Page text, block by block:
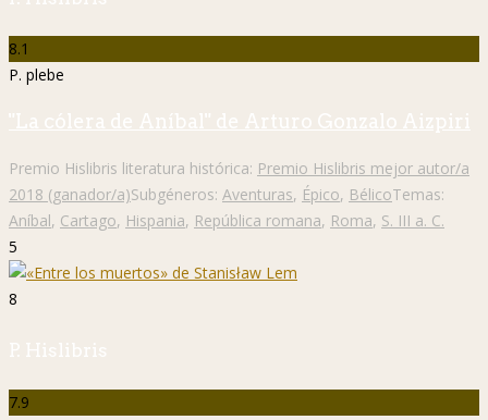
8.1
P. plebe
"La cólera de Aníbal" de Arturo Gonzalo Aizpiri
Premio Hislibris literatura histórica: Premio Hislibris mejor autor/a
2018 (ganador/a)Subgéneros: Aventuras, Épico, BélicoTemas:
Aníbal, Cartago, Hispania, República romana, Roma, S. III a. C.
5
8
P. Hislibris
7.9